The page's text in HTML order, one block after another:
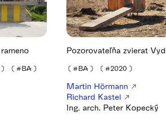
❫ ❪ #BA ❫
Pozorovateľňa zvierat
❪ #BA ❫ ❪ #2020 ❫
Martin Hörmann
Richard Kastel
Ing. arch. Peter Kopecký